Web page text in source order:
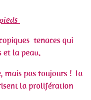
tenaces qui
et la peau.
mais pas toujours ! la
la prolifération